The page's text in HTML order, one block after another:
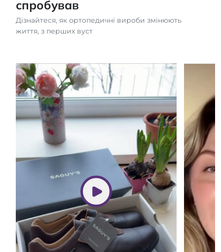
спробував
Дізнайтеся, як ортопедичні вироби змінюють
життя, з перших вуст